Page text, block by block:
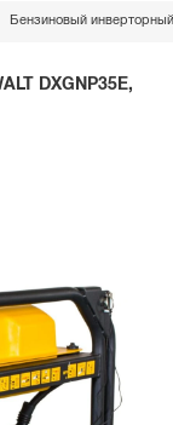
Бензиновый
DXGNP35E,